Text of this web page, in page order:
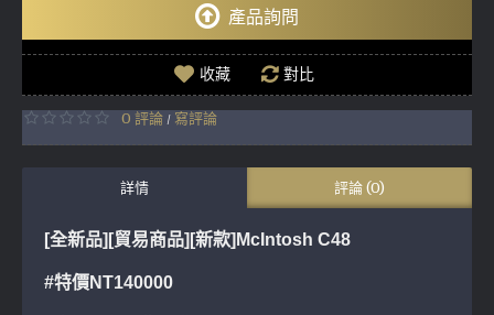
產品詢問
收藏 對比
0 評論 / 寫評論
詳情 評論 (0)
[全新品][貿易商品][新款]McIntosh C48
#特價NT140000